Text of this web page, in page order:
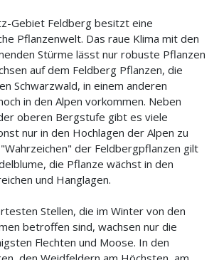
Gebiet Feldberg besitzt eine
Pflanzenwelt. Das raue Klima mit den
Stürme lässt nur robuste Pflanzen
auf dem Feldberg Pflanzen, die
Schwarzwald, in einem anderen
in den Alpen vorkommen. Neben
oberen Bergstufe gibt es viele
nur in den Hochlagen der Alpen zu
der Feldbergpflanzen gilt
die Pflanze wächst in den
und Hanglagen.
Stellen, die im Winter von den
betroffen sind, wachsen nur die
Flechten und Moose. In den